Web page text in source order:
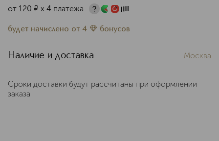
от 120 ¤ х 4 платежа
будет начислено от 4 бонусов
Наличие и доставка Москва
Сроки доставки будут рассчитаны при оформлении
заказа